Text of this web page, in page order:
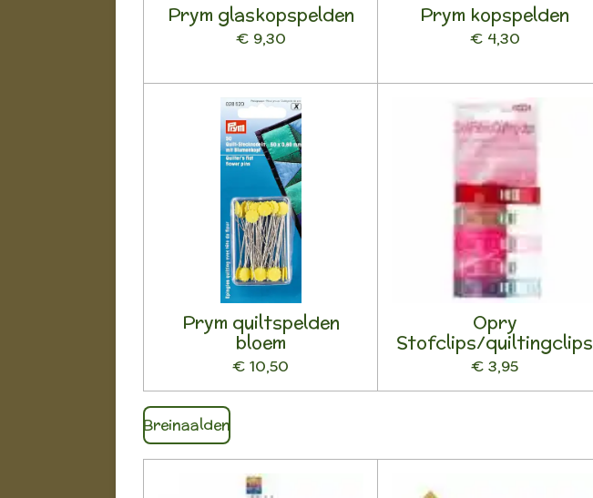
Prym glaskopspelden
€ 9,30
Prym kopspelden
€ 4,30
Prym quiltspelden
bloem
€ 10,50
Opry
Stofclips/quiltingclips
€ 3,95
Breinaalden